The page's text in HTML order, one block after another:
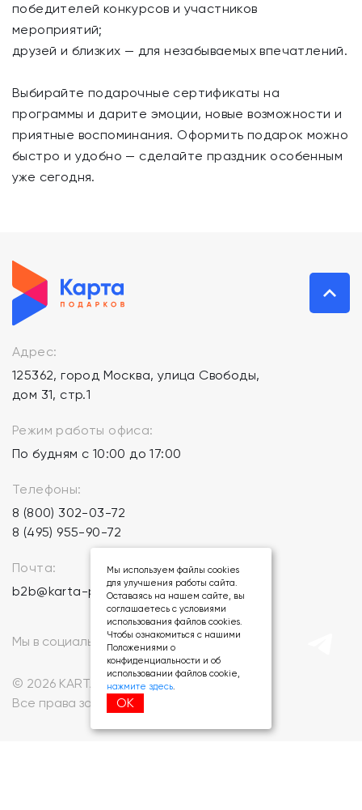
победителей конкурсов и участников
мероприятий;
друзей и близких — для незабываемых впечатлений.
Выбирайте подарочные сертификаты на
программы и дарите эмоции, новые возможности и
приятные воспоминания. Оформить подарок можно
быстро и удобно — сделайте праздник особенным
уже сегодня.
Адрес:
125362, город Москва, улица Свободы,
дом 31, стр.1
Режим работы офиса:
По будням с 10:00 до 17:00
Телефоны:
8 (800) 302-03-72
8 (495) 955-90-72
Почта:
b2b@karta-podarkov.ru
© 2026 KARTA-PODARKOV.RU.
Все права защищены.
Мы в социальных сетях:
Мы используем файлы cookies
для улучшения работы сайта.
Оставаясь на нашем сайте, вы
соглашаетесь с условиями
использования файлов cookies.
Чтобы ознакомиться с нашими
Положениями о
конфиденциальности и об
использовании файлов cookie,
нажмите здесь.
ОК